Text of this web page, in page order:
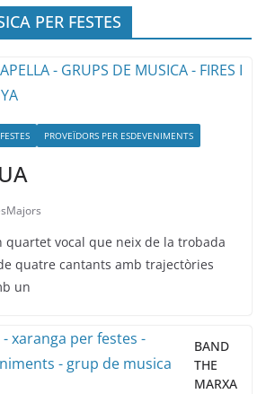
PER FESTES
PROVEÏDORS PER ESDEVENIMENTS
quartet vocal que neix de la trobada
quatre cantants amb trajectòries
un
BAND
THE
MARXA